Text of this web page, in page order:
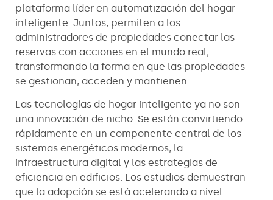
plataforma líder en automatización del hogar
inteligente. Juntos, permiten a los
administradores de propiedades conectar las
reservas con acciones en el mundo real,
transformando la forma en que las propiedades
se gestionan, acceden y mantienen.
Las tecnologías de hogar inteligente ya no son
una innovación de nicho. Se están convirtiendo
rápidamente en un componente central de los
sistemas energéticos modernos, la
infraestructura digital y las estrategias de
eficiencia en edificios. Los estudios demuestran
que la adopción se está acelerando a nivel